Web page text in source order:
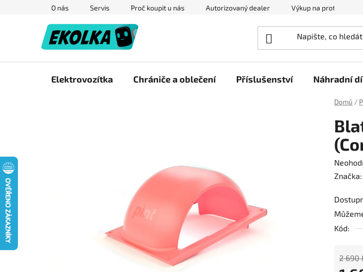
O nás Servis Proč koupit u nás Autorizovaný dealer Výkup na protiúčet
Elektrovozítka Chrániče a oblečení Příslušenství Náhradní
Domů /
je
0,0
z
Značka:
Kód:
2 690